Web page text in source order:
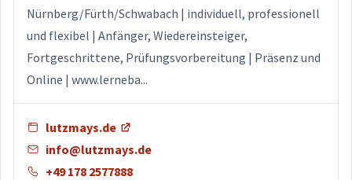
Nürnberg/Fürth/Schwabach | individuell, professionell
und flexibel | Anfänger, Wiedereinsteiger,
Fortgeschrittene, Prüfungsvorbereitung | Präsenz und
Online | www.lerneba...
lutzmays.de
info@lutzmays.de
+49 178 2577888